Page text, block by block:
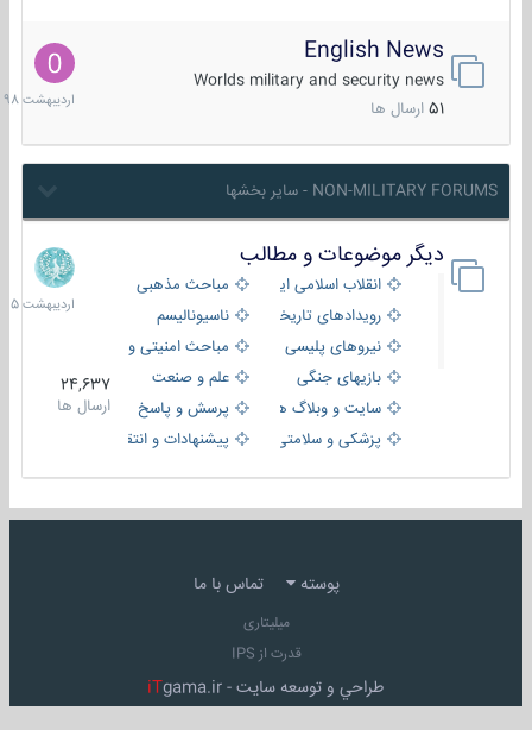
English News
Worlds military and security news
51 ارسال ها
10
1398
NON-MILITARY FORUMS - سایر بخشها
دیگر موضوعات و مطالب
انقلاب اسلامی ایران
مباحث مذهبی
رویدادهای تاریخی و مذهبیناسیونالیسم
نیروهای پلیسی
مباحث امنیتی و اطلاعاتی
بازیهای جنگی
علم و صنعت
سایت و وبلاگ ها
پرسش و پاسخ
پزشکی و سلامتی
پیشنهادات و انتقادات
24,637
ارسال ها
8
1405
پوسته تماس با ما
میلیتاری
قدرت از IPS
طراحي و توسعه سايت - iTgama.ir